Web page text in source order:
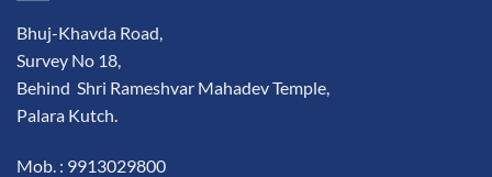
Bhuj-Khavda Road,
Survey No 18,
Behind Shri Rameshvar Mahadev Temple,
Palara Kutch.
Mob. : 9913029800